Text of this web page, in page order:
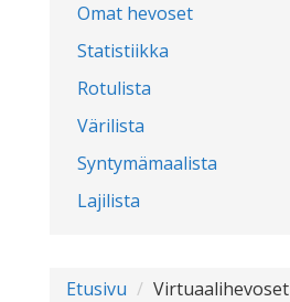
Omat hevoset
Statistiikka
Rotulista
Värilista
Syntymämaalista
Lajilista
Etusivu Virtuaalihevoset